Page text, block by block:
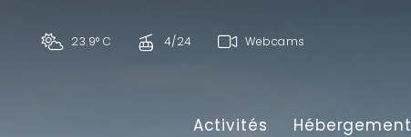
23.9° C 4/24 Webcams
Activités Hébergement